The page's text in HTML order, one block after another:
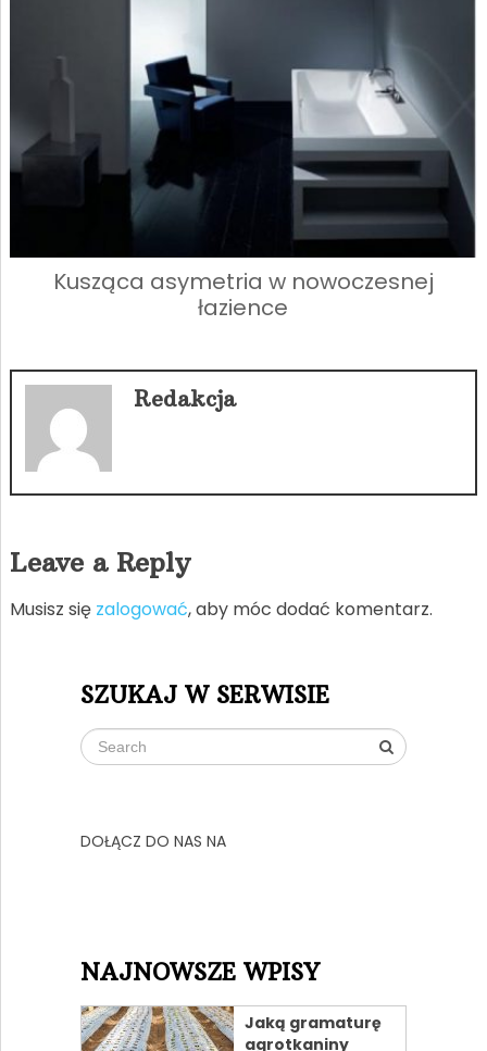
Kusząca asymetria w nowoczesnej
łazience
Redakcja
Leave a Reply
Musisz się zalogować, aby móc dodać komentarz.
SZUKAJ W SERWISIE
DOŁĄCZ DO NAS NA
NAJNOWSZE WPISY
Jaką gramaturę
agrotkaniny